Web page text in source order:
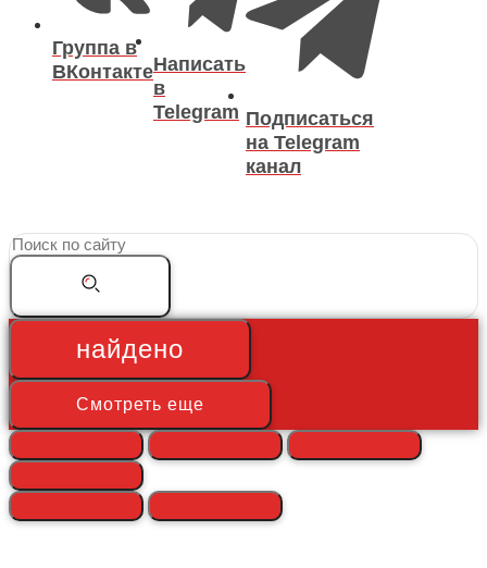
Группа в
ВКонтактеНаписать
в
Telegram Подписаться
на Telegram
канал
Search
...
найдено
Смотреть еще